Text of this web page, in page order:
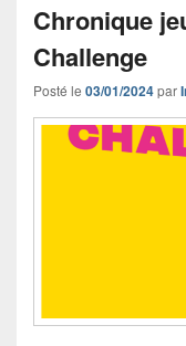
Chronique
Challenge
Posté le 03/01/2024par